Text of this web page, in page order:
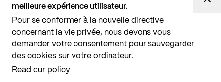
meilleure expérience utilisateur.
Pour se conformer à la nouvelle directive
concernant la vie privée, nous devons vous
demander votre consentement pour sauvegarder
des cookies sur votre ordinateur.
Read our policy
Politique de cookies
Abonnez-vous et découvrez toutes nos actualités,
lancements et projets d'éclairage.
S'abonner